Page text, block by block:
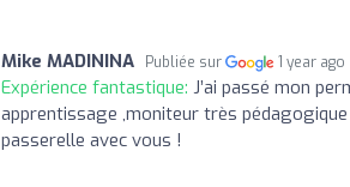
Mike MADININA Publiée sur 1 year ago
Expérience fantastique: J’ai passé mon
apprentissage ,moniteur très
passerelle avec vous !